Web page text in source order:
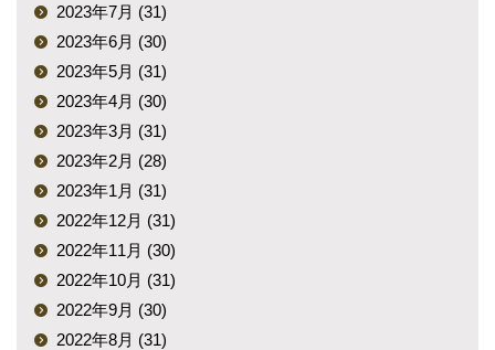
2023年7月 (31)
2023年6月 (30)
2023年5月 (31)
2023年4月 (30)
2023年3月 (31)
2023年2月 (28)
2023年1月 (31)
2022年12月 (31)
2022年11月 (30)
2022年10月 (31)
2022年9月 (30)
2022年8月 (31)